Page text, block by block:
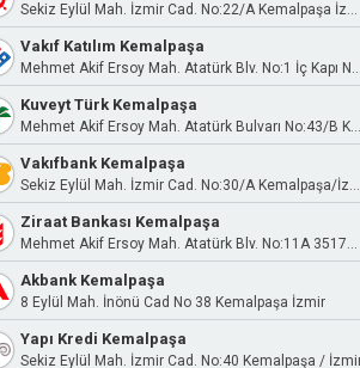
Sekiz Eylül Mah. İzmir Cad. No:22/A Kemalpaşa İzmir
Vakıf Katılım Kemalpaşa
Mehmet Akif Ersoy Mah. Atatürk Blv. No:1 İç Kapı No:1 Kemalpaşa/İzmir
Kuveyt Türk Kemalpaşa
Mehmet Akif Ersoy Mah. Atatürk Bulvarı No:43/B Kemalpaşa/İzmir
Vakıfbank Kemalpaşa
Sekiz Eylül Mah. İzmir Cad. No:30/A Kemalpaşa/İzmir
Ziraat Bankası Kemalpaşa
Mehmet Akif Ersoy Mah. Atatürk Blv. No:11A 35170 Kemalpaşa İzmir
Akbank Kemalpaşa
8 Eylül Mah. İnönü Cad No 38 Kemalpaşa İzmir
Yapı Kredi Kemalpaşa
Sekiz Eylül Mah. İzmir Cad. No:40 Kemalpaşa /